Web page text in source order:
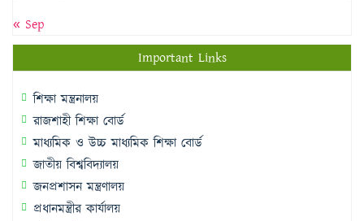
« Sep
Important Links
শিক্ষা মন্ত্রনালয়
রাজশাহী শিক্ষা বোর্ড
মাধ্যমিক ও উচ্চ মাধ্যমিক শিক্ষা বোর্ড
জাতীয় বিশ্ববিদ্যালয়
জনপ্রশাসন মন্ত্রণালয়
প্রধানমন্ত্রীর কার্যালয়